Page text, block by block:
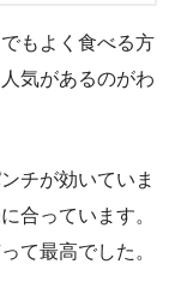
もよく食べる方
気があるのがわ
チが効いていま
合っています。
て最高でした。